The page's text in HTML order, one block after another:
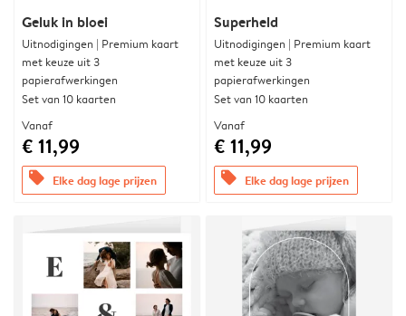
Geluk in bloei
Uitnodigingen | Premium kaart
met keuze uit 3
papierafwerkingen
Set van 10 kaarten
Vanaf
€ 11,99
offers Elke dag lage prijzen
Superheld
Uitnodigingen | Premium kaart
met keuze uit 3
papierafwerkingen
Set van 10 kaarten
Vanaf
€ 11,99
offers Elke dag lage prijzen